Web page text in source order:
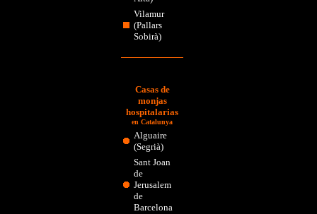
Vilamur
(Pallars
Sobirà)
Casas de
monjas
hospitalarias
en Catalunya
Alguaire
(Segrià)
Sant Joan
de
Jerusalem
de
Barcelona